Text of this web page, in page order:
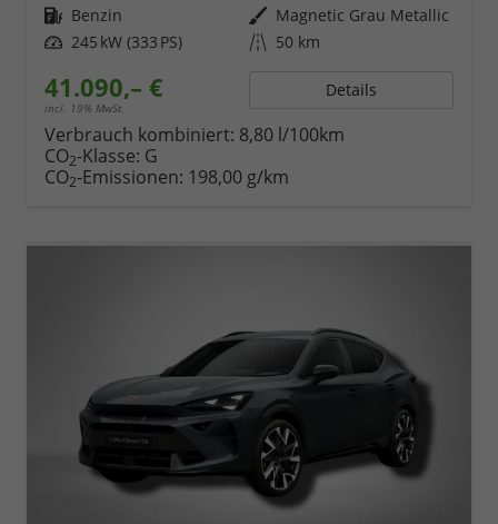
Kraftstoff Benzin Außenfarbe Magnetic Grau Metallic
Leistung 245 kW (333 PS) Kilometerstand 50 km
41.090,– €
incl. 19% MwSt.
Details
Verbrauch kombiniert: 8,80 l/100km
CO2-Klasse: G
CO2-Emissionen: 198,00 g/km